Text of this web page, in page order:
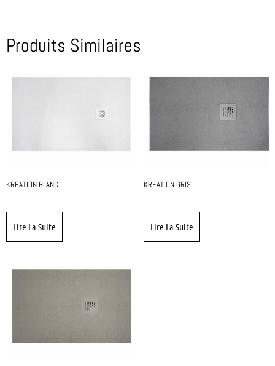
Produits Similaires
KREATION BLANC
Lire La Suite
KREATION GRIS
Lire La Suite